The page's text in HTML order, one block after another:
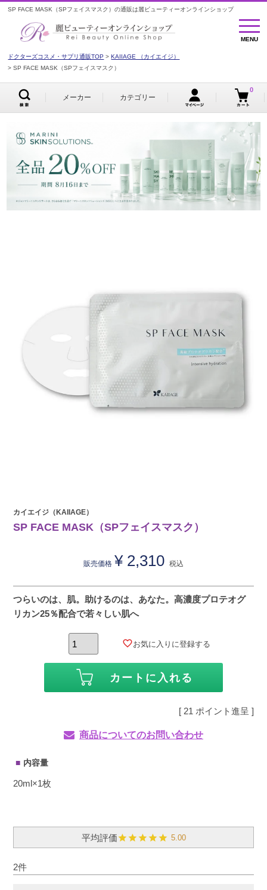
SP FACE MASK（SPフェイスマスク）の通販は麗ビューティーオンラインショップ
MENU
MENU
ドクターズコスメ・サプリ通販TOP
KAIIAGE （カイエイジ）
SP FACE MASK（SPフェイスマスク）
メーカー カテゴリー
0
カイエイジ（KAIIAGE）
SP FACE MASK（SPフェイスマスク）
販売価格 ¥ 2,310 税込
つらいのは、肌。助けるのは、あなた。高濃度プロテオグ
リカン25％配合で若々しい肌へ
お気に入りに登録する
カートに入れる
[ 21 ポイント進呈 ]
商品についてのお問い合わせ
内容量
20ml×1枚
5.00
2